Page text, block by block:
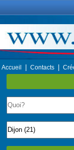
Accueil Contacts